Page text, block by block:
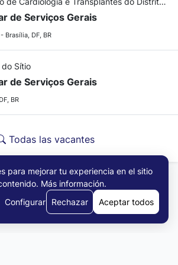
de Serviços Gerais
Brasília, DF, BR
do Sítio
de Serviços Gerais
BR
Todas las vacantes
para mejorar tu experiencia en el sitio
Más información.
Configurar
Rechazar Aceptar todos